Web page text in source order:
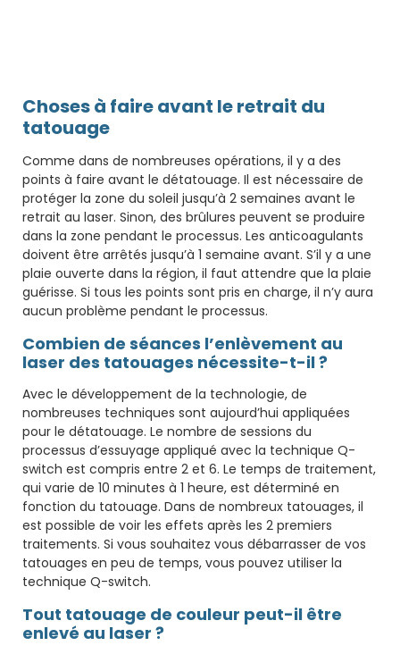
Choses à faire avant le retrait du
tatouage
Comme dans de nombreuses opérations, il y a des
points à faire avant le détatouage. Il est nécessaire de
protéger la zone du soleil jusqu’à 2 semaines avant le
retrait au laser. Sinon, des brûlures peuvent se produire
dans la zone pendant le processus. Les anticoagulants
doivent être arrêtés jusqu’à 1 semaine avant. S’il y a une
plaie ouverte dans la région, il faut attendre que la plaie
guérisse. Si tous les points sont pris en charge, il n’y aura
aucun problème pendant le processus.
Combien de séances l’enlèvement au
laser des tatouages ​​nécessite-t-il ?
Avec le développement de la technologie, de
nombreuses techniques sont aujourd’hui appliquées
pour le détatouage. Le nombre de sessions du
processus d’essuyage appliqué avec la technique Q-
switch est compris entre 2 et 6. Le temps de traitement,
qui varie de 10 minutes à 1 heure, est déterminé en
fonction du tatouage. Dans de nombreux tatouages, il
est possible de voir les effets après les 2 premiers
traitements. Si vous souhaitez vous débarrasser de vos
tatouages ​​en peu de temps, vous pouvez utiliser la
technique Q-switch.
Tout tatouage de couleur peut-il être
enlevé au laser ?